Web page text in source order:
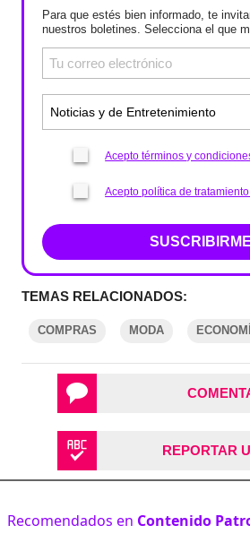
Para que estés bien informado, te
nuestros boletines. Selecciona el que
Acepto términos y
Acepto política de
SUSCRIBIRME
TEMAS RELACIONADOS:
COMPRAS MODA
REPORTAR
Recomendados en Contenido